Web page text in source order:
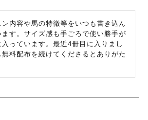
内容や馬の特徴等をいつも書き込ん
す。サイズ感も手ごろで使い勝手が
っています。最近4冊目に入りまし
料配布を続けてくださるとありがた